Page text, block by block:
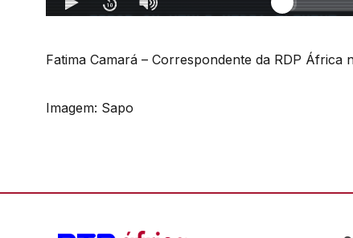
Fatima Camará – Correspondente da RDP África
Imagem: Sapo